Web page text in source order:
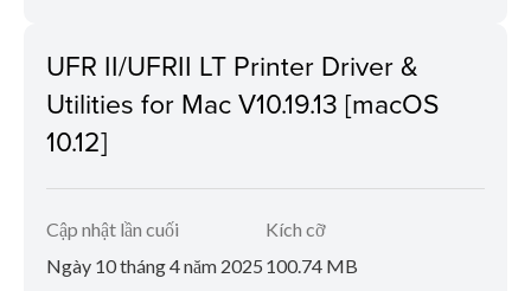
UFR II/UFRII LT Printer Driver &
Utilities for Mac V10.19.13 [macOS
10.12]
Cập nhật lần cuối
Ngày 10 tháng 4 năm 2025
Kích cỡ
100.74 MB